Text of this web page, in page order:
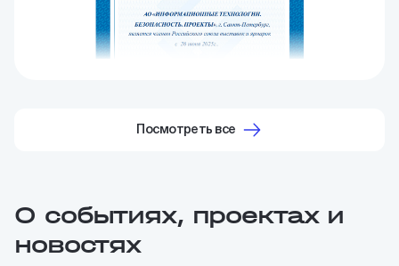
Посмотреть все
О событиях, проектах и
новостях